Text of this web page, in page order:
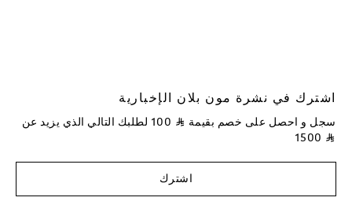
اشترك في نشرة مون بلان الإخبارية
سجل و احصل على خصم بقيمة ⃁
لطلبك التالي الذي يزيد عن
⃁
اشترك